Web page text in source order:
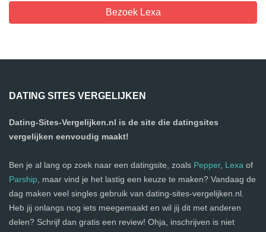
Bezoek Lexa
DATING SITES VERGELIJKEN
Dating-Sites-Vergelijken.nl is de site die datingsites
vergelijken eenvoudig maakt!
Ben je al lang op zoek naar een datingsite, zoals Pepper, Lexa of
Parship , maar vind je het lastig een keuze te maken? Vandaag de
dag maken veel singles gebruik van dating-sites-vergelijken.nl.
Heb jij onlangs nog iets meegemaakt en wil jij dit met anderen
delen? Schrijf dan gratis een review! Ohja, inschrijven is niet